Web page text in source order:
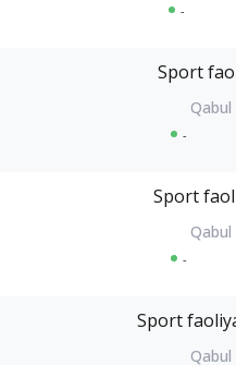
-
Sport
-
Sport
-
Sport